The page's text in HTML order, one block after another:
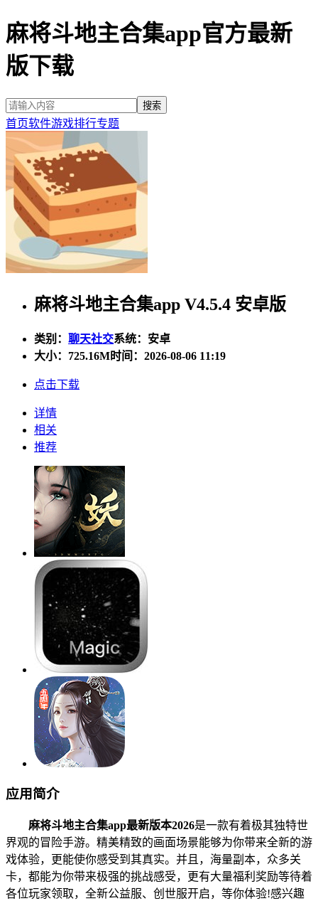
麻将斗地主合集app官方最新
版下载
首页软件游戏排行专题
麻将斗地主合集app V4.5.4 安卓版
类别： 聊天社交系统：安卓
大小： 725.16M时间：2026-08-06 11:19
点击下载
详情
相关
推荐
应用简介
麻将斗地主合集app最新版本2026是一款有着极其独特世
界观的冒险手游。精美精致的画面场景能够为你带来全新的游
戏体验，更能使你感受到其真实。并且，海量副本，众多关
卡，都能为你带来极强的挑战感受，更有大量福利奖励等待着
各位玩家领取，全新公益服、创世服开启，等你体验!感兴趣